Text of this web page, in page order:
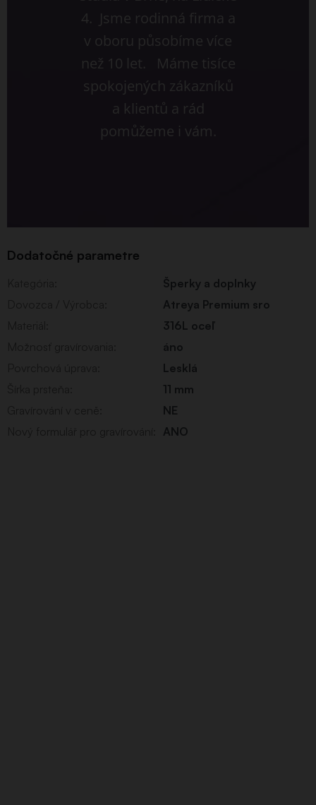
4. Jsme rodinná firma a
v oboru působíme více
než 10 let. Máme tisíce
spokojených zákazníků
a klientů a rád
pomůžeme i vám.
Dodatočné parametre
Šperky a doplnky
Atreya Premium sro
316L oceľ
áno
Lesklá
11 mm
NE
ANO